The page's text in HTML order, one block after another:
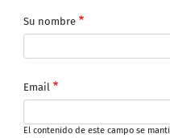
Su nombre
Email
El contenido de este campo se